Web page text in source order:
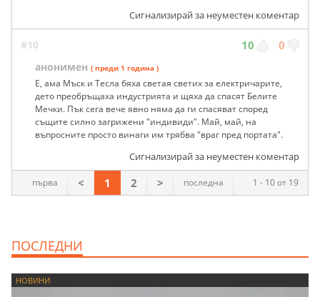
Сигнализирай за неуместен коментар
#10 10 0
анонимен ( преди 1 година )
Е, ама Мъск и Тесла бяха светая светих за електричарите,
дето преобръщаха индустрията и щяха да спасят Белите
Мечки. Пък сега вече явно няма да ги спасяват според
същите силно загрижени "индивиди". Май, май, на
въпросните просто винаги им трябва "враг пред портата".
Сигнализирай за неуместен коментар
1 - 10 от 19
първа < 1 2 > последна
ПОСЛЕДНИ
НОВИНИ